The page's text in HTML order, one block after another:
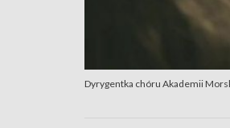
Dyrygentka chóru Akademii